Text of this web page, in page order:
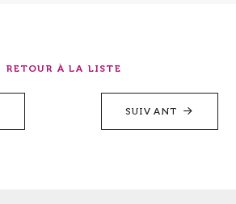
RETOUR À LA LISTE
SUIVANT